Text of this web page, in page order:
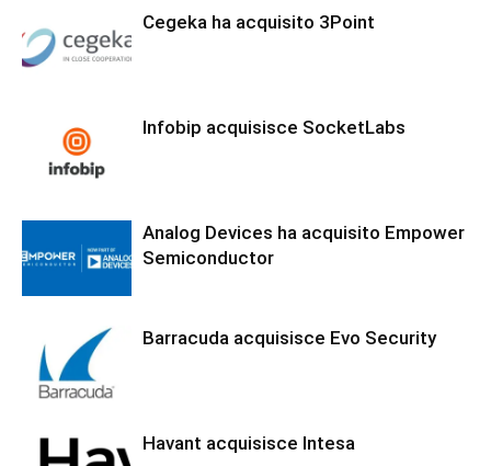
Cegeka ha acquisito 3Point
Infobip acquisisce SocketLabs
Analog Devices ha acquisito Empower
Semiconductor
Barracuda acquisisce Evo Security
Havant acquisisce Intesa